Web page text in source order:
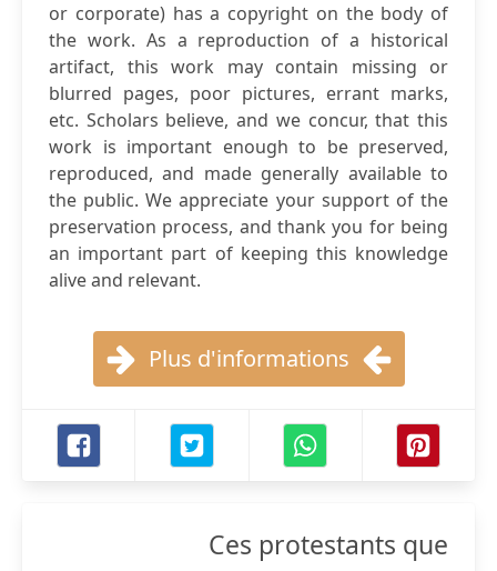
or corporate) has a copyright on the body of
the work. As a reproduction of a historical
artifact, this work may contain missing or
blurred pages, poor pictures, errant marks,
etc. Scholars believe, and we concur, that this
work is important enough to be preserved,
reproduced, and made generally available to
the public. We appreciate your support of the
preservation process, and thank you for being
an important part of keeping this knowledge
alive and relevant.
Plus d'informations
Ces protestants que